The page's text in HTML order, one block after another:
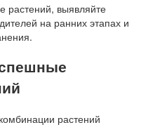
растений, выявляйте
на ранних этапах и